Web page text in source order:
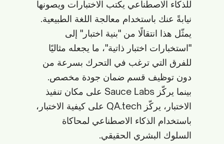
للذكاء الاصطناعي يكتب الاختبارات ويصونها
نيابةً عنك باستخدام معالجة اللغة الطبيعية.
يمثّل هذا انتقالًا من "بنية اختبار" إلى
"استخبارات اختبار ذاتية"، ما يجعله مثاليًا
للفرق التي ترغب في التحرك بسرعة من
دون توظيف قسم ضمان جودة مخصص.
بينما يركّز Sauce Labs على مكان تنفيذ
الاختبار، يركّز QA.tech على كيفية الاختبار،
باستخدام الذكاء الاصطناعي لمحاكاة
السلوك البشري الحقيقي.